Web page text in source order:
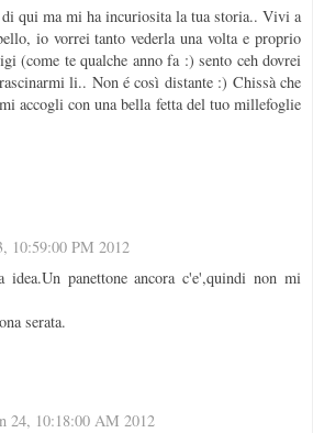
qui ma mi ha incuriosita la tua storia.. Vivi a
io vorrei tanto vederla una volta e proprio
(come te qualche anno fa :) sento ceh dovrei
li.. Non é così distante :) Chissà che
accogli con una bella fetta del tuo millefoglie
10:59:00 PM 2012
idea.Un panettone ancora c'e',quindi non mi
serata.
24, 10:18:00 AM 2012